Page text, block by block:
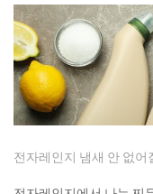
에 식초를 충분히 뿌려주
예요. 그리고 15분 정도
요. 시간이 지나면 칫솔
요 없어요. 식초가 이미
질러도...
phenomenon is
trade barriers and a
a compact camera
remarkable price
Retail Inventory The
eighteen months of
Major retailers like
from indefinite
전자레인지 냄새 안 없어